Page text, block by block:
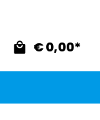
€ 0,00*